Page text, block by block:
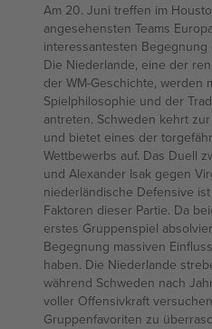
Am 20. Juni treffen im
angesehensten Teams
interessantesten
Die Niederlande, eine der
der WM-Geschichte, werden
Spielphilosophie und der
antreten. Schweden kehrt
und bietet eines der
Wettbewerbs auf. Das Duell
und Alexander Isak gegen
niederländische Defensive
Faktoren dieser Partie. Da
erstes Gruppenspiel
Begegnung massiven
haben. Die Niederlande
während Schweden nach
voller Offensivkraft
Gruppenfavoriten zu